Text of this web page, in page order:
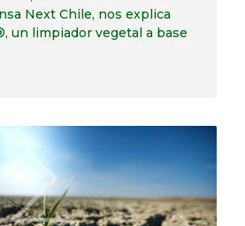
Next Chile, nos explica
un limpiador vegetal a base